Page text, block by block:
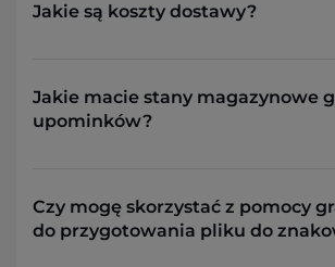
Jakie są koszty dostawy?
Jakie macie stany magazynowe
upominków?
Czy mogę skorzystać z pomocy
do przygotowania pliku do